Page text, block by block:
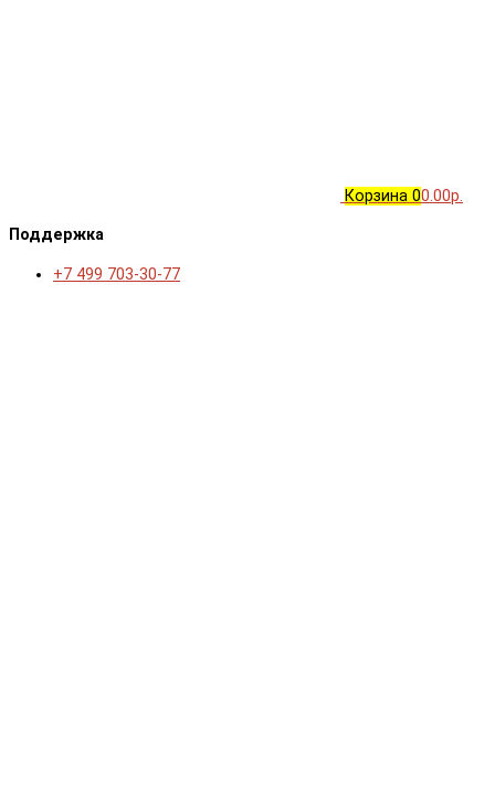
Корзина 00.00р.
Поддержка
+7 499 703-30-77